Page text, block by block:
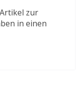
zur
in einen